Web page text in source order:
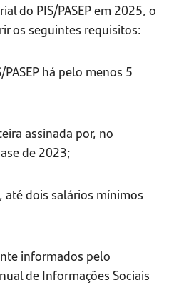
do PIS/PASEP em 2025, o
os seguintes requisitos:
há pelo menos 5
assinada por, no
de 2023;
até dois salários mínimos
informados pelo
de Informações Sociais